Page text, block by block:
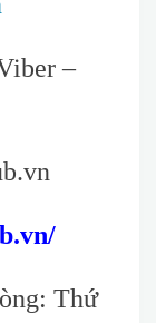
–
Thứ